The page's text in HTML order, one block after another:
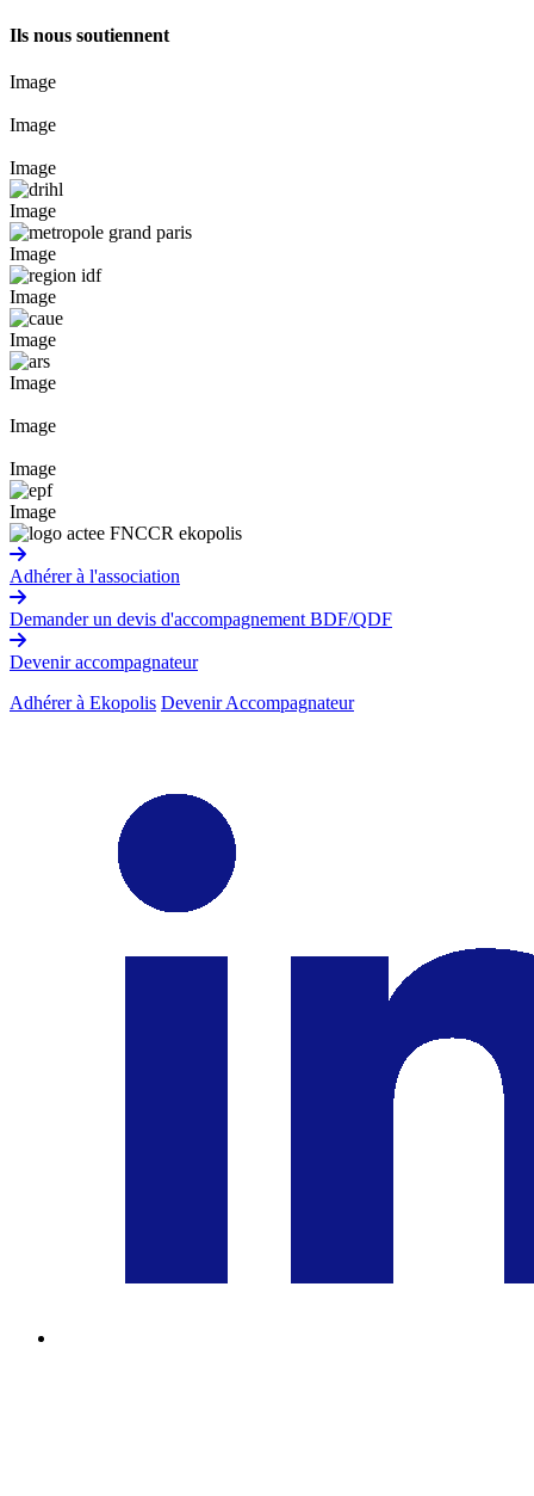
Ils nous soutiennent
Image
Image
Image
Image
Image
Image
Image
Image
Image
Image
Image
Adhérer à l'association
Demander un devis d'accompagnement BDF/QDF
Devenir accompagnateur
Adhérer à Ekopolis Devenir Accompagnateur